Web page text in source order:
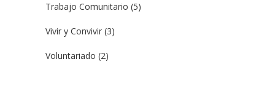
Trabajo Comunitario (5)
Vivir y Convivir (3)
Voluntariado (2)